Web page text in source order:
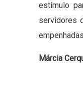
estímulo
servidores
Márcia